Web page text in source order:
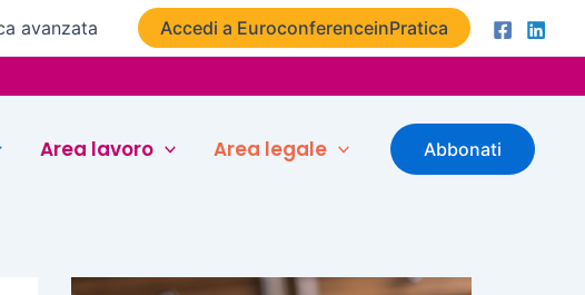
avanzata Accedi a EuroconferenceinPratica
Area lavoro Area legale Abbonati